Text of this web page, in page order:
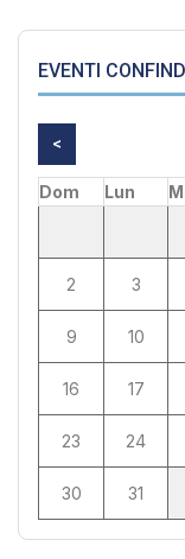
EVENTI
<
Dom Lun
2 3
9 10
16 17
23 24
30 31